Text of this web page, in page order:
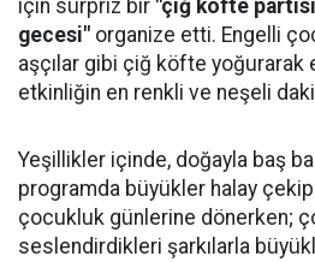
için sürpriz bir "çiğ köfte
gecesi" organize etti. Engelli
aşçılar gibi çiğ köfte yoğurarak
etkinliğin en renkli ve neşeli
Yeşillikler içinde, doğayla baş
programda büyükler halay
çocukluk günlerine dönerken;
seslendirdikleri şarkılarla